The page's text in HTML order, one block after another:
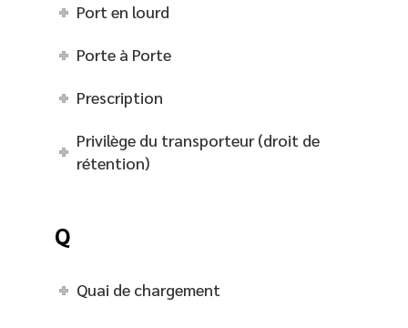
Port en lourd
Porte à Porte
Prescription
Privilège du transporteur (droit de
rétention)
Q
Quai de chargement